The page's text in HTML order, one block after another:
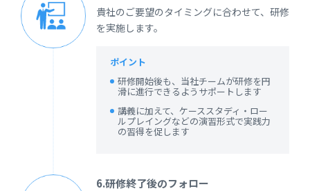
貴社のご要望のタイミングに合わせて、研修
を実施します。
ポイント
研修開始後も、当社チームが研修を円
滑に進行できるようサポートします
講義に加えて、ケーススタディ・ロー
ルプレイングなどの演習形式で実践力
の習得を促します
6.研修終了後のフォロー